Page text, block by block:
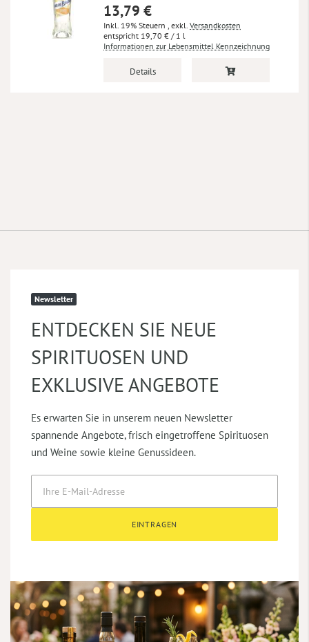
13,79 €
Inkl. 19% Steuern , exkl. Versandkosten
19,70 € / 1 l
Informationen zur Lebensmittel Kennzeichnung
Details
Newsletter
ENTDECKEN SIE NEUE
SPIRITUOSEN UND
EXKLUSIVE ANGEBOTE
Es erwarten Sie in unserem neuen Newsletter
spannende Angebote, frisch eingetroffene Spirituosen
und Weine sowie kleine Genussideen.
EINTRAGEN